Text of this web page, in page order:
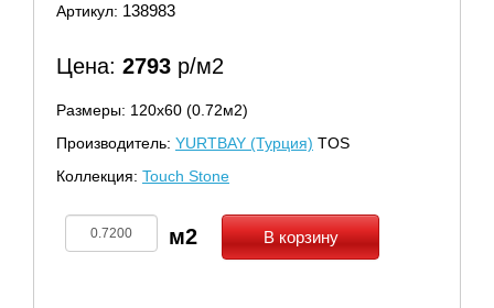
Артикул: 138983
Цена: 2793 р/м2
Размеры: 120х60 (0.72м2)
Производитель: YURTBAY (Турция) TOS
Коллекция: Touch Stone
В корзину